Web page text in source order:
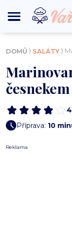
DOMŮ ⟩ SALÁTY ⟩
česnekem
Příprava: 10
Reklama